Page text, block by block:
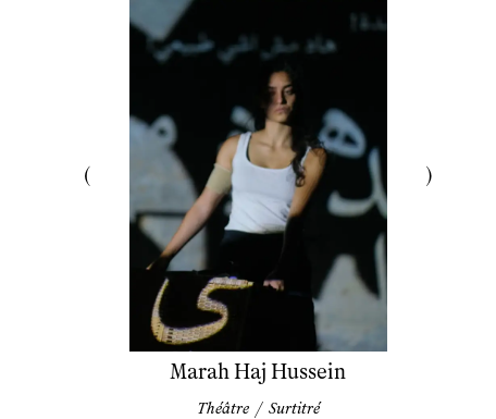
Marah Haj Hussein
Théâtre / Surtitré